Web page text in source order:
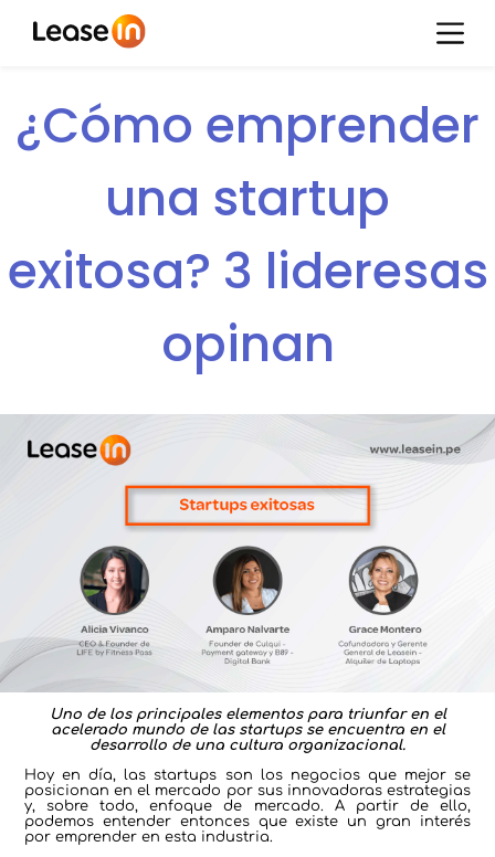
¿Cómo emprender
una startup
exitosa? 3 lideresas
opinan
Uno de los principales elementos para triunfar en el
acelerado mundo de las startups se encuentra en el
desarrollo de una cultura organizacional.
Hoy en día, las startups son los negocios que mejor se
posicionan en el mercado por sus innovadoras estrategias
y, sobre todo, enfoque de mercado. A partir de ello,
podemos entender entonces que existe un gran interés
por emprender en esta industria.